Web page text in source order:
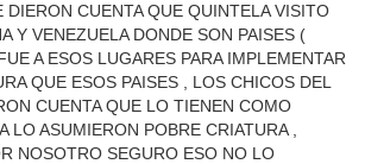
DIERON CUENTA QUE QUINTELA VISITO
Y VENEZUELA DONDE SON PAISES (
A ESOS LUGARES PARA IMPLEMENTAR
QUE ESOS PAISES , LOS CHICOS DEL
CUENTA QUE LO TIENEN COMO
LO ASUMIERON POBRE CRIATURA ,
NOSOTRO SEGURO ESO NO LO